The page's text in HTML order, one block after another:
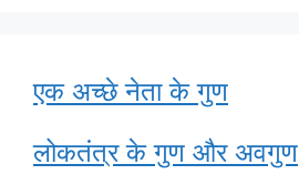
एक अच्छे नेता के गुण
लोकतंत्र के गुण और अवगुण